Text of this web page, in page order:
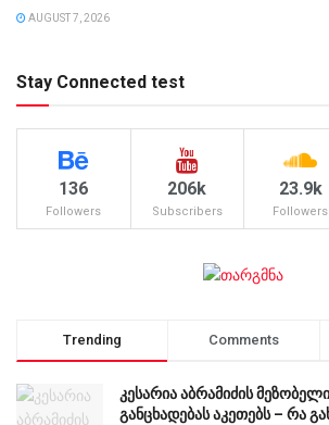
AUGUST 7, 2026
Stay Connected test
136
Followers
206k
Subscribers
23.9k
Followers
Trending Comments
კესარია აბრამიძის
განცხადებას აკეთებს – რა